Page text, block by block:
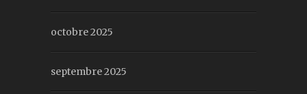
octobre 2025
septembre 2025